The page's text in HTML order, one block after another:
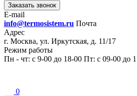
Заказать звонок
E-mail
info@termosistem.ru Почта
Адрес
г. Москва, ул. Иркутская, д. 11/17
Режим работы
Пн - чт: с 9-00 до 18-00 Пт: с 09-00 до
0